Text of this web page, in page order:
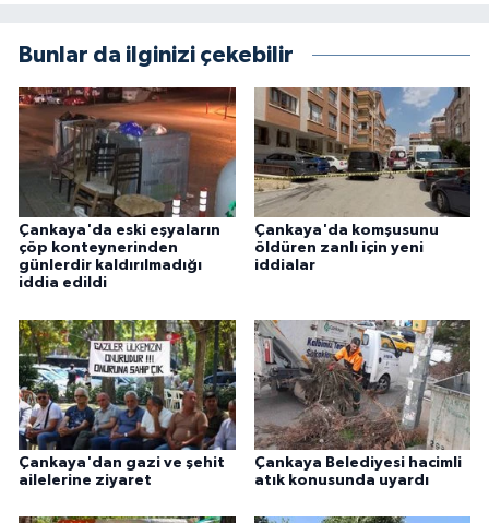
Bunlar da ilginizi çekebilir
Çankaya'da eski eşyaların
çöp konteynerinden
günlerdir kaldırılmadığı
iddia edildi
Çankaya'da komşusunu
öldüren zanlı için yeni
iddialar
Çankaya'dan gazi ve şehit
ailelerine ziyaret
Çankaya Belediyesi hacimli
atık konusunda uyardı